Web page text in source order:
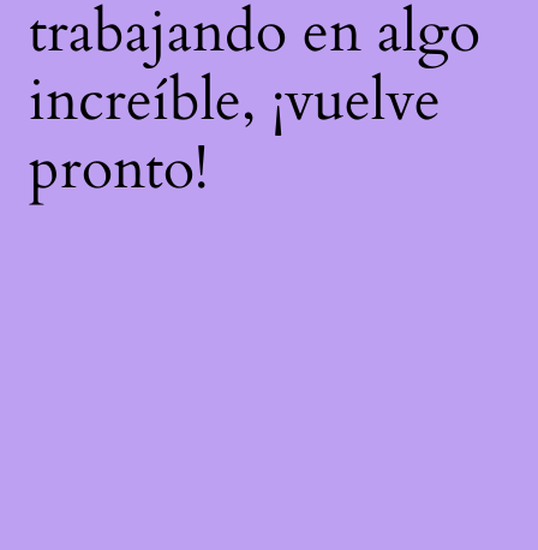
trabajando en algo
increíble, ¡vuelve
pronto!